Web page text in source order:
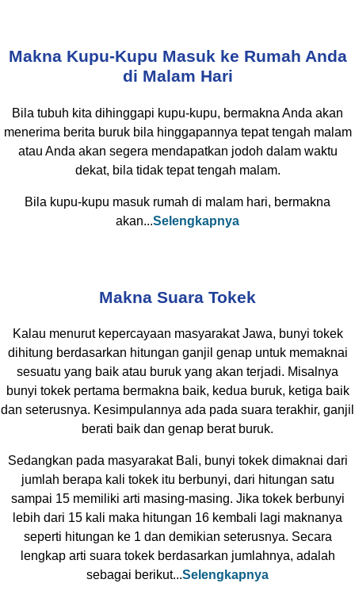
Makna Kupu-Kupu Masuk ke Rumah Anda
di Malam Hari
Bila tubuh kita dihinggapi kupu-kupu, bermakna Anda akan
menerima berita buruk bila hinggapannya tepat tengah malam
atau Anda akan segera mendapatkan jodoh dalam waktu
dekat, bila tidak tepat tengah malam.
Bila kupu-kupu masuk rumah di malam hari, bermakna
akan...Selengkapnya
Makna Suara Tokek
Kalau menurut kepercayaan masyarakat Jawa, bunyi tokek
dihitung berdasarkan hitungan ganjil genap untuk memaknai
sesuatu yang baik atau buruk yang akan terjadi. Misalnya
bunyi tokek pertama bermakna baik, kedua buruk, ketiga baik
dan seterusnya. Kesimpulannya ada pada suara terakhir, ganjil
berati baik dan genap berat buruk.
Sedangkan pada masyarakat Bali, bunyi tokek dimaknai dari
jumlah berapa kali tokek itu berbunyi, dari hitungan satu
sampai 15 memiliki arti masing-masing. Jika tokek berbunyi
lebih dari 15 kali maka hitungan 16 kembali lagi maknanya
seperti hitungan ke 1 dan demikian seterusnya. Secara
lengkap arti suara tokek berdasarkan jumlahnya, adalah
sebagai berikut...Selengkapnya